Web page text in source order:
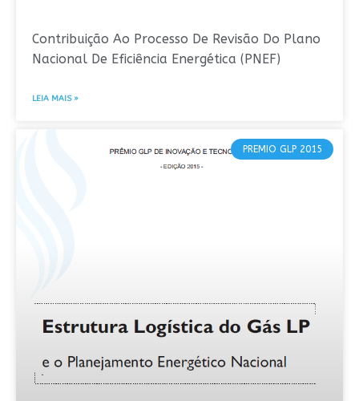
Contribuição Ao Processo De Revisão Do Plano
Nacional De Eficiência Energética (PNEF)
LEIA MAIS »
PREMIO GLP 2015